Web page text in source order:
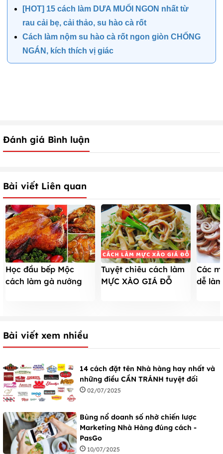
[HOT] 15 cách làm DƯA MUỐI NGON nhất từ
rau cải bẹ, cải thảo, su hào cà rốt
Cách làm nộm su hào cà rốt ngon giòn CHỐNG
NGÁN, kích thích vị giác
Đánh giá Bình luận
Bài viết Liên quan
Học đầu bếp Mộc
cách làm gà nướng
Tuyệt chiêu cách làm
MỰC XÀO GIÁ ĐỖ
Các
dễ
Bài viết xem nhiều
14 cách đặt tên Nhà hàng hay nhất và
những điều CẦN TRÁNH tuyệt đối
02/07/2025
Bùng nổ doanh số nhờ chiến lược
Marketing Nhà Hàng đúng cách -
PasGo
10/07/2025